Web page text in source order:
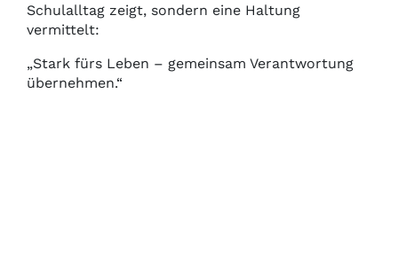
Schulalltag zeigt, sondern eine Haltung
vermittelt:
„Stark fürs Leben – gemeinsam Verantwortung
übernehmen.“